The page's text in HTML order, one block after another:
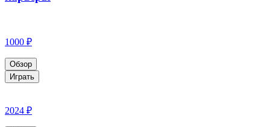
1000 ₽
Обзор
Играть
2024 ₽